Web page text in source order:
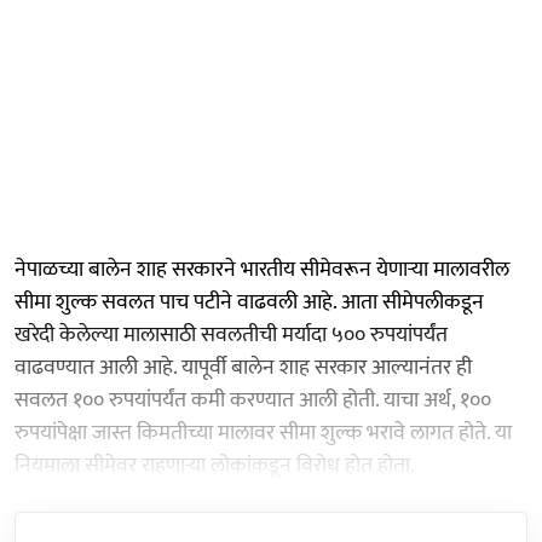
नेपाळच्या बालेन शाह सरकारने भारतीय सीमेवरून येणाऱ्या मालावरील
सीमा शुल्क सवलत पाच पटीने वाढवली आहे. आता सीमेपलीकडून
खरेदी केलेल्या मालासाठी सवलतीची मर्यादा ५०० रुपयांपर्यंत
वाढवण्यात आली आहे. यापूर्वी बालेन शाह सरकार आल्यानंतर ही
सवलत १०० रुपयांपर्यंत कमी करण्यात आली होती. याचा अर्थ, १००
रुपयांपेक्षा जास्त किमतीच्या मालावर सीमा शुल्क भरावे लागत होते. या
नियमाला सीमेवर राहणाऱ्या लोकांकडून विरोध होत होता.